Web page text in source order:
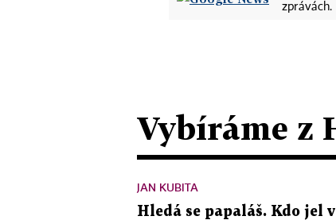
zprávách.
Vybíráme z
JAN KUBITA
Hledá se papaláš. Kdo jel